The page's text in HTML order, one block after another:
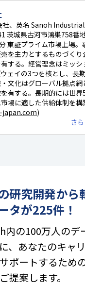
社、英名 Sanoh
茨城県古河市鴻巣758番
東証プライム市場上場。
を主力とするものづくり
する。経営理念はミッシ
ェイの3つを核とし、長
文化はグローバル拠点網
有する。長期的には世界
場に適した供給体制を構
)
さ
研究開発から
タが225件！
内の100万人のデ
、あなたのキャ
ポートするため
提案します。